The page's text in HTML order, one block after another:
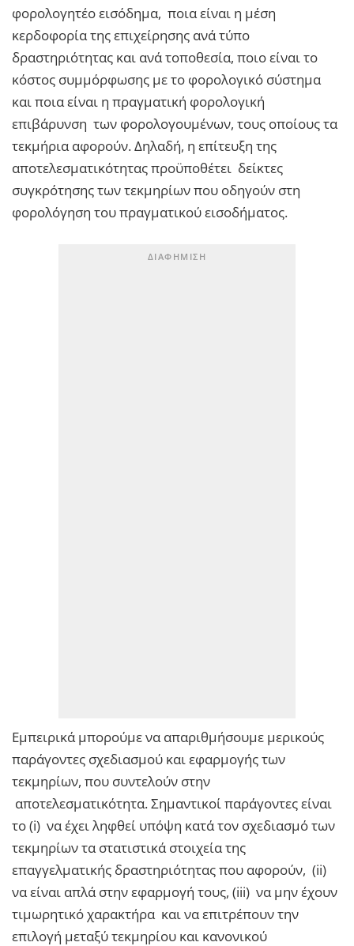
φορολογητέο εισόδημα, ποια είναι η μέση
κερδοφορία της επιχείρησης ανά τύπο
δραστηριότητας και ανά τοποθεσία, ποιο είναι το
κόστος συμμόρφωσης με το φορολογικό σύστημα
και ποια είναι η πραγματική φορολογική
επιβάρυνση των φορολογουμένων, τους οποίους τα
τεκμήρια αφορούν. Δηλαδή, η επίτευξη της
αποτελεσματικότητας προϋποθέτει δείκτες
συγκρότησης των τεκμηρίων που οδηγούν στη
φορολόγηση του πραγματικού εισοδήματος.
Εμπειρικά μπορούμε να απαριθμήσουμε μερικούς
παράγοντες σχεδιασμού και εφαρμογής των
τεκμηρίων, που συντελούν στην
αποτελεσματικότητα. Σημαντικοί παράγοντες είναι
το (i) να έχει ληφθεί υπόψη κατά τον σχεδιασμό των
τεκμηρίων τα στατιστικά στοιχεία της
επαγγελματικής δραστηριότητας που αφορούν, (ii)
να είναι απλά στην εφαρμογή τους, (iii) να μην έχουν
τιμωρητικό χαρακτήρα και να επιτρέπουν την
επιλογή μεταξύ τεκμηρίου και κανονικού